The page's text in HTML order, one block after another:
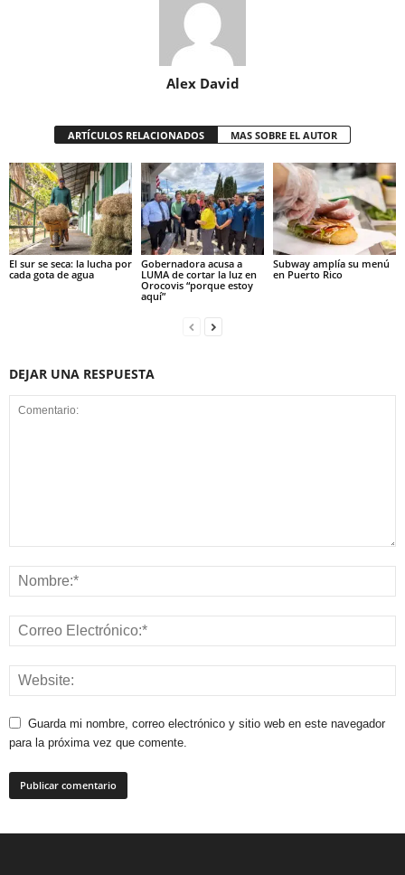
Alex David
ARTÍCULOS RELACIONADOS MAS SOBRE EL AUTOR
El sur se seca: la lucha por
cada gota de agua
Gobernadora acusa a
LUMA de cortar la luz en
Orocovis “porque estoy
aquí”
Subway amplía su menú
en Puerto Rico
DEJAR UNA RESPUESTA
Guarda mi nombre, correo electrónico y sitio web en este navegador
para la próxima vez que comente.